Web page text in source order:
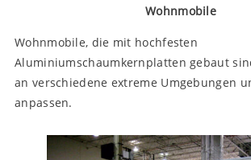
Wohnmobile
Wohnmobile, die mit hochfesten
Aluminiumschaumkernplatten gebaut
an verschiedene extreme Umgebungen
anpassen.